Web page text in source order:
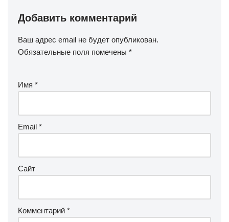
Добавить комментарий
Ваш адрес email не будет опубликован.
Обязательные поля помечены *
Имя *
Email *
Сайт
Комментарий *